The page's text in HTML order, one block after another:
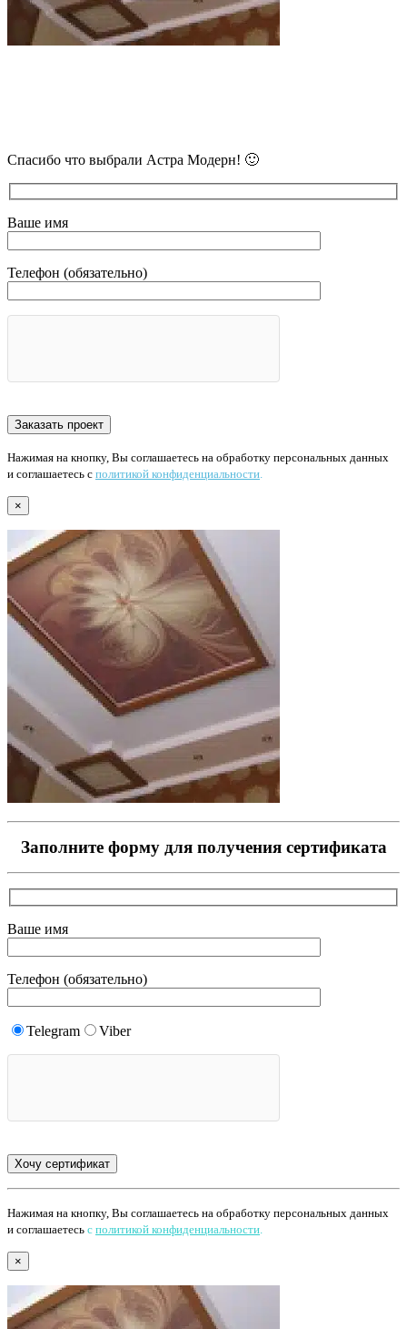
Спасибо что выбрали Астра Модерн! 🙂
Ваше имя
Телефон (обязательно)
Нажимая на кнопку, Вы соглашаетесь на обработку персональных данных
и соглашаетесь с политикой конфиденциальности.
×
Заполните форму для получения сертификата
Ваше имя
Телефон (обязательно)
Telegram Viber
Нажимая на кнопку, Вы соглашаетесь на обработку персональных данных
и соглашаетесь с политикой конфиденциальности
×